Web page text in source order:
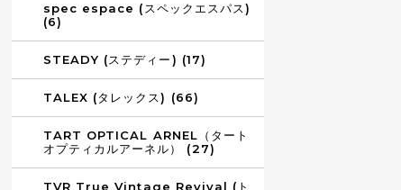
spec espace (スペックエスパス)
(6)
STEADY (ステディー) (17)
TALEX (タレックス) (66)
TART OPTICAL ARNEL（タート
オプティカルアーネル） (27)
TVR True Vintage Revival (ト